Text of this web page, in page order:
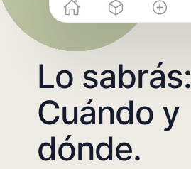
Lo sabrás:
Cuándo y
dónde.